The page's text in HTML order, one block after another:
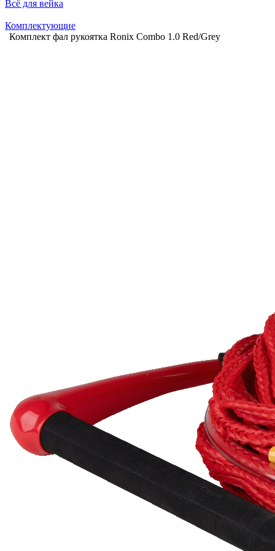
Всё для вейка
Комплектующие
Комплект фал рукоятка Ronix Combo 1.0 Red/Grey